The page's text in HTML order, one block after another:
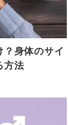
？身体のサイ
方法